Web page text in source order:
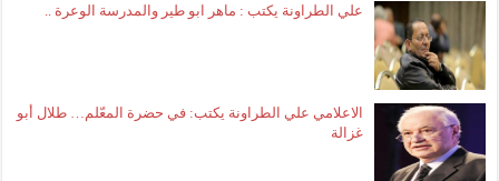
علي الطراونة يكتب : ماهر ابو طير والمدرسة الوعرة ..
الاعلامي علي الطراونة يكتب: في حضرة المعّلم… طلال أبو
غزالة